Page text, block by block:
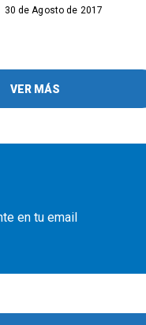
30 de Agosto de 2017
VER MÁS
en tu email